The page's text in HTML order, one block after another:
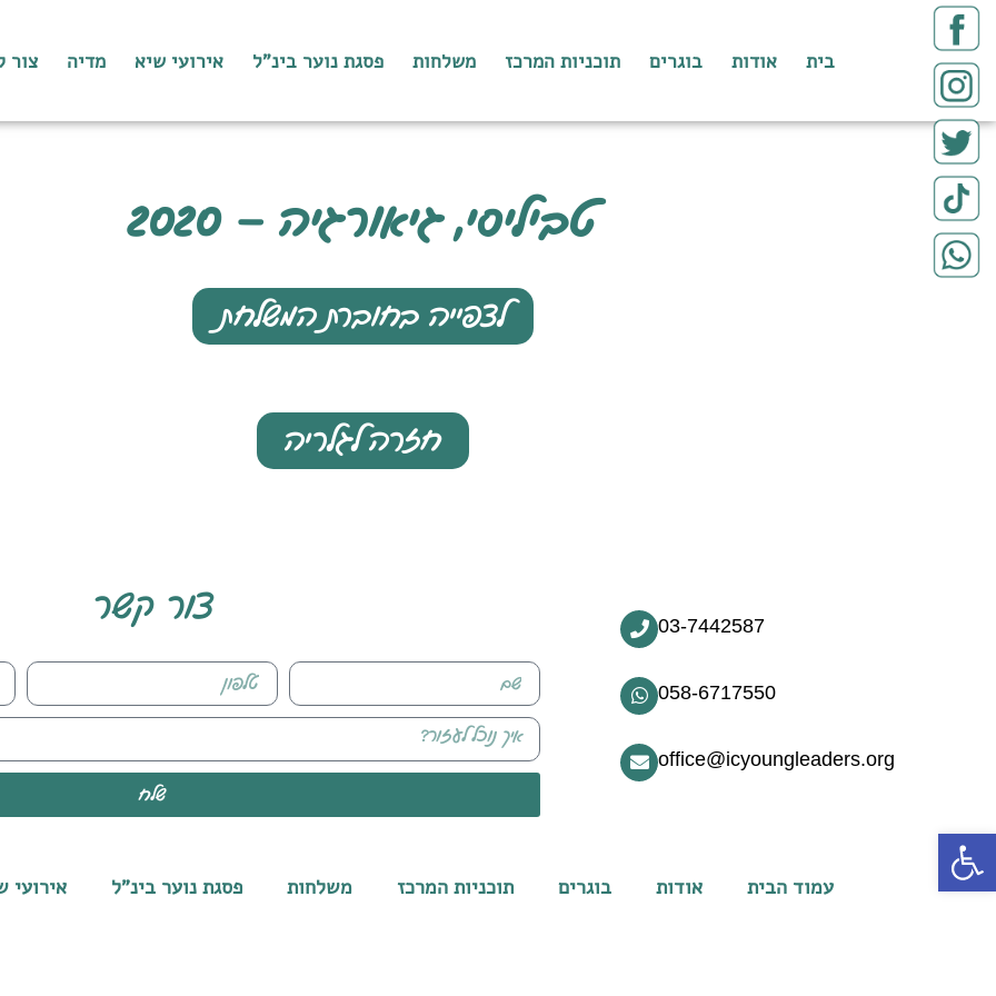
בית אודות בוגרים תוכניות המרכז משלחות פסגת נוער בינ"ל אירועי שיא מדיה צור
טביליסי, גיאורגיה – 2020
לצפייה בחוברת המשלחת
חזרה לגלריה
03-7442587
058-6717550
office@icyoungleaders.org
צור קשר
שלח
עמוד הבית אודות בוגרים תוכניות המרכז משלחות פסגת נוער בינ"ל אירועי
פתח סרגל נגישות